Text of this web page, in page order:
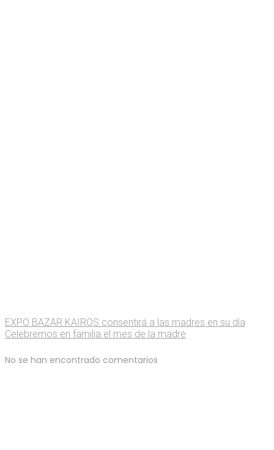
EXPO BAZAR KAIROS consentirá a las madres en su día
Celebremos en familia el mes de la madre
No se han encontrado comentarios